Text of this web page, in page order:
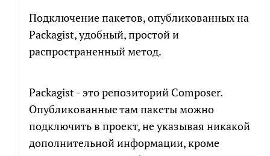
Подключение пакетов, опубликованных на
Packagist, удобный, простой и
распространенный метод.
Packagist - это репозиторий Composer.
Опубликованные там пакеты можно
подключить в проект, не указывая никакой
дополнительной информации, кроме